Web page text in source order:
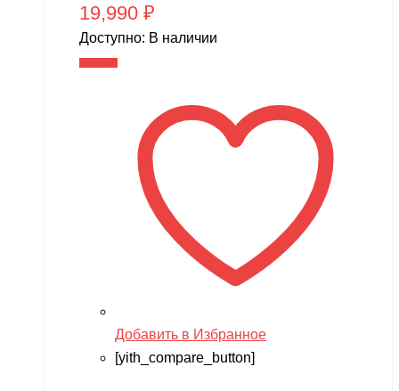
19,990 ₽
Доступно: В наличии
Добавить в Избранное
[yith_compare_button]